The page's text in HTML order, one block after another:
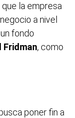
la empresa
a nivel
fondo
Fridman, como
poner fin a